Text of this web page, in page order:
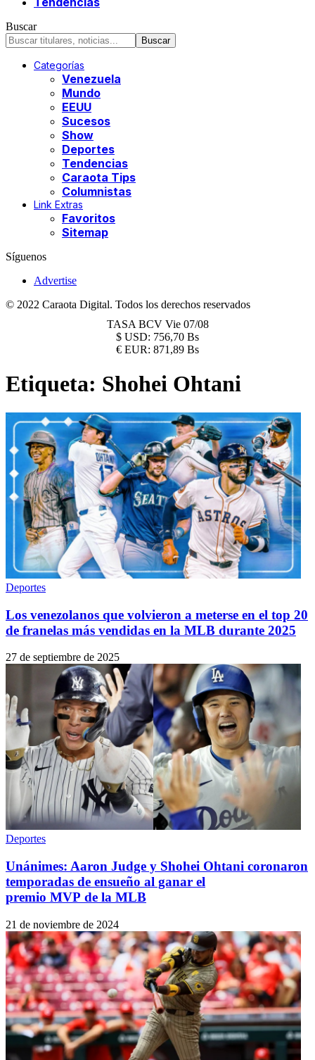
Buscar
Categorías
Venezuela
Mundo
EEUU
Sucesos
Show
Deportes
Tendencias
Caraota Tips
Columnistas
Link Extras
Favoritos
Sitemap
Síguenos
Advertise
© 2022 Caraota Digital. Todos los derechos reservados
TASA BCV Vie 07/08
$ USD: 756,70 Bs
€ EUR: 871,89 Bs
Etiqueta: Shohei Ohtani
Deportes
Los venezolanos que volvieron a meterse en el top 20
de franelas más vendidas en la MLB durante 2025
27 de septiembre de 2025
Deportes
Unánimes: Aaron Judge y Shohei Ohtani coronaron
temporadas de ensueño al ganar el
premio MVP de la MLB
21 de noviembre de 2024